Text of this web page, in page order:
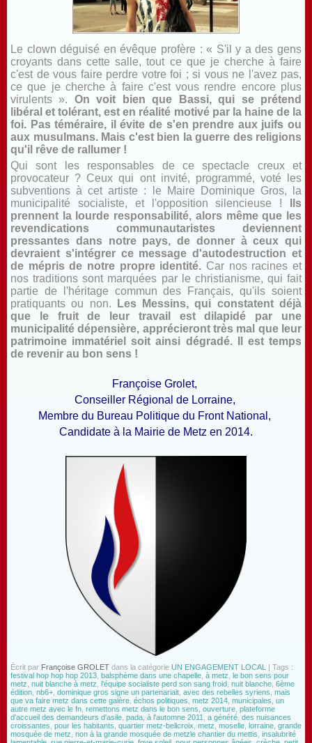
Le clown déguisé en évêque profère : « S'il y a des gens
croyants dans cette salle, tout ce que je cherche à faire
c'est de vous faire perdre votre foi ; si vous ne l'avez pas,
ce que je cherche à faire c'est vous rendre encore plus
virulents ». On voit bien que Bassi, qui se prétend
libéral et tolérant, est en réalité motivé par la haine de la
foi. Pas téméraire, il évite de s'en prendre aux juifs ou
aux musulmans. Mais c'est bien la guerre des religions
qu'il rêve de rallumer !
Qui sont les responsables de ce spectacle creux et
provocateur ? Ceux qui ont invité, programmé, voté les
subventions à cet artiste : le Maire Dominique Gros, la
municipalité socialiste, et l'opposition silencieuse !
Ils
prennent la lourde responsabilité, alors même que les
revendications communautaristes deviennent
pressantes dans notre pays, de donner à ceux qui
devraient s'intégrer ce message d'autodestruction et
de mépris de notre propre identité. Car nos racines et
nos traditions sont marquées par le christianisme, qui fait
partie de l'héritage commun des Français, qu'ils soient
pratiquants ou non.
Les Messins, qui constatent déjà
que le fruit de leur travail est dilapidé par une
municipalité dépensière, apprécieront très mal que leur
patrimoine immatériel soit ainsi dégradé. Il est temps
de revenir au bon sens !
Françoise Grolet,
Conseiller Régional de Lorraine,
Membre du Bureau Politique du Front National,
Candidate à la Mairie de Metz en 2014.
Écrit par Françoise GROLET dans la catégorie UN ENGAGEMENT LOCAL
| Tags :
festival hop hop hop 2013 balsphème dans une chapelle à metz le bon sens pour
metz nuit blanche à metz l'équipe socialiste perd son sang froid nuit blanche 6ème
édition nb6+ dominique gros signe un partenariait avec des rebelles syriens mais
que va faire metz dans cette galère échos politiques metz 2014 municipales un
autre metz avec le fn remettons metz dans le bon sens ouverture plateforme
d'accueil des demandeurs d'asile pada à l'automne 2011 a généré des nuisances
croissantes pour les habitants quartier metz-bellcroix metz moselle lorraine grande
mosquée de metz non à la grande mosquée de metzle chantier du mettis insalubrité